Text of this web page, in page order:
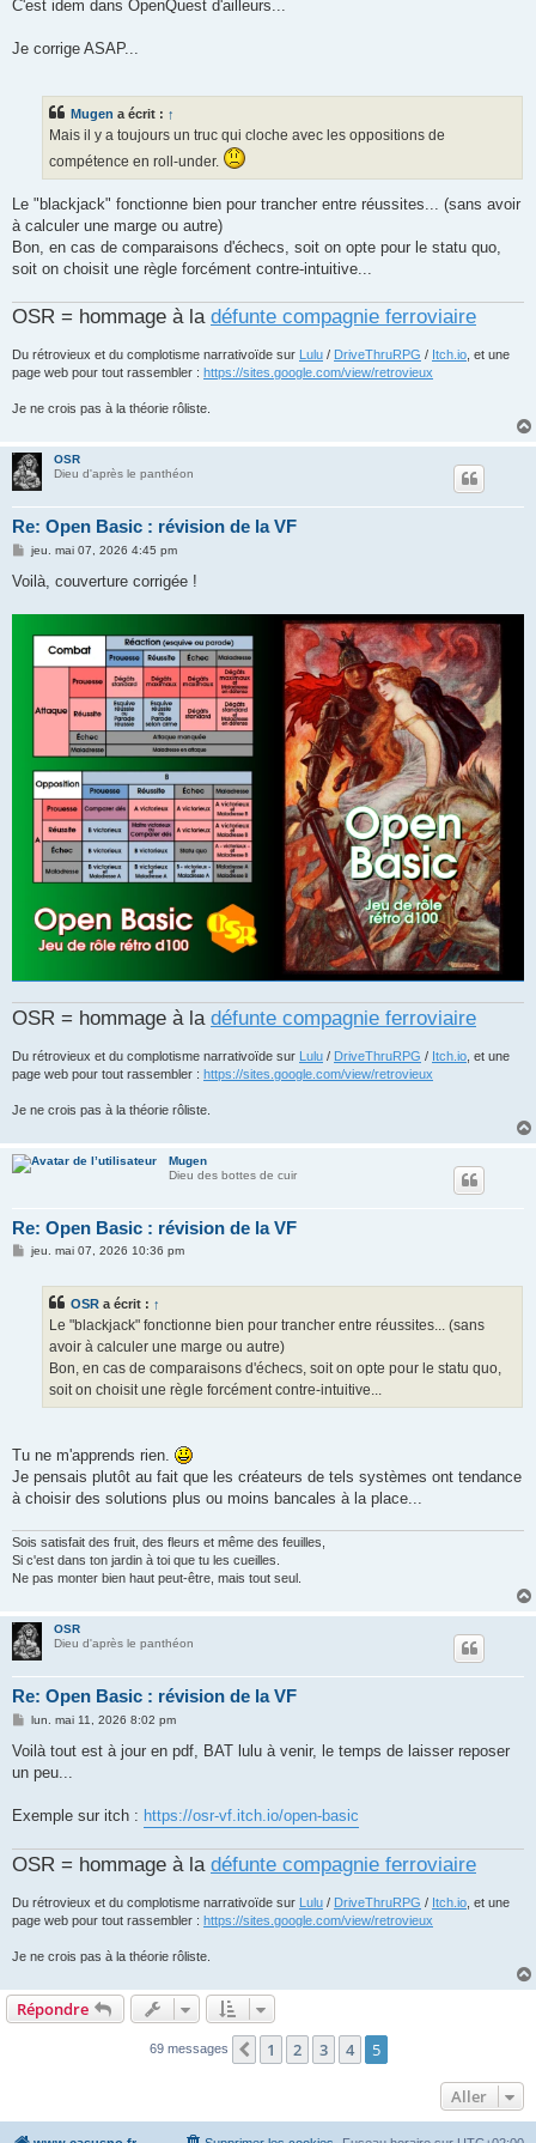
C'est idem dans OpenQuest d'ailleurs...
Je corrige ASAP...
Mugen a écrit : ↑
Mais il y a toujours un truc qui cloche avec les oppositions de
compétence en roll-under.
Le "blackjack" fonctionne bien pour trancher entre réussites... (sans avoir
à calculer une marge ou autre)
Bon, en cas de comparaisons d'échecs, soit on opte pour le statu quo,
soit on choisit une règle forcément contre-intuitive...
OSR = hommage à la défunte compagnie ferroviaire
Du rétrovieux et du complotisme narrativoïde sur Lulu / DriveThruRPG / Itch.io , et une
page web pour tout rassembler : https://sites.google.com/view/retrovieux
Je ne crois pas à la théorie rôliste.
OSR
Dieu d'après le panthéon
Re: Open Basic : révision de la VF
M
s
e
jeu. mai 07, 2026 4:45 pm
Voilà, couverture corrigée !
OSR = hommage à la défunte compagnie ferroviaire
Du rétrovieux et du complotisme narrativoïde sur Lulu / DriveThruRPG / Itch.io , et une
page web pour tout rassembler : https://sites.google.com/view/retrovieux
Je ne crois pas à la théorie rôliste.
Mugen
Dieu des bottes de cuir
Re: Open Basic : révision de la VF
Mjeu. mai 07, 2026 10:36 pm
OSR a écrit : ↑
Le "blackjack" fonctionne bien pour trancher entre réussites... (sans
avoir à calculer une marge ou autre)
Bon, en cas de comparaisons d'échecs, soit on opte pour le statu quo,
soit on choisit une règle forcément contre-intuitive...
Tu ne m'apprends rien.
Je pensais plutôt au fait que les créateurs de tels systèmes ont tendance
à choisir des solutions plus ou moins bancales à la place...
Sois satisfait des fruit, des fleurs et même des feuilles,
Si c'est dans ton jardin à toi que tu les cueilles.
Ne pas monter bien haut peut-être, mais tout seul.
OSR
Dieu d'après le panthéon
Re: Open Basic : révision de la VF
M
s
a
lun. mai 11, 2026 8:02 pm
Voilà tout est à jour en pdf, BAT lulu à venir, le temps de laisser reposer
un peu...
Exemple sur itch : https://osr-vf.itch.io/open-basic
OSR = hommage à la défunte compagnie ferroviaire
Du rétrovieux et du complotisme narrativoïde sur Lulu / DriveThruRPG / Itch.io , et une
page web pour tout rassembler : https://sites.google.com/view/retrovieux
Je ne crois pas à la théorie rôliste.
Répondre
69 messages Précédent
1 2 3 4 5
Aller